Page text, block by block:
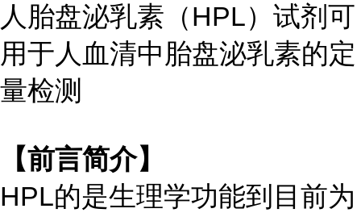
人胎盘泌乳素（HPL）试剂可
用于人血清中胎盘泌乳素的定
量检测
【前言简介】
HPL的是生理学功能到目前为